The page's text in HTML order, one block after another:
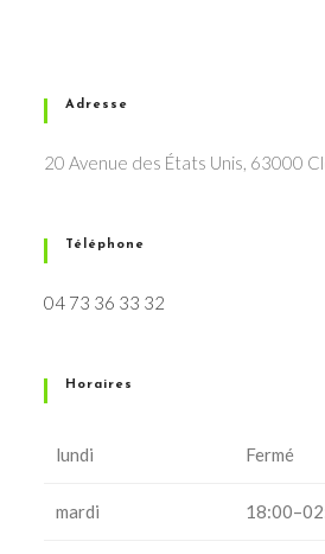
Adresse
20 Avenue des États Unis, 63000
Téléphone
04 73 36 33 32
Horaires
lundi Fermé
mardi